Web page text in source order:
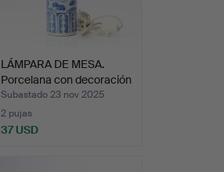
LÁMPARA DE MESA.
Porcelana con decoración
…
Subastado 23 nov 2025
2 pujas
37 USD